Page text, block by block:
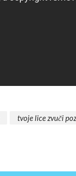
tvoje lice zvuči